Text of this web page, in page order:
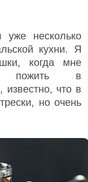
уже несколько
кухни. Я
когда мне
пожить в
известно, что в
но очень